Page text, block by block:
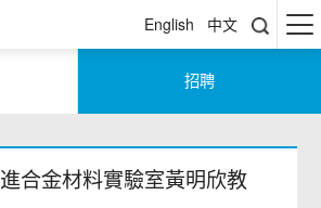
English 中文
招聘
合金材料實驗室黃明欣教